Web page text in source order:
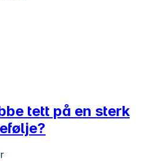
tett på en sterk